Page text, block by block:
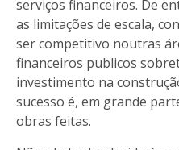
serviços financeiros. De
as limitações de escala,
ser competitivo noutras
financeiros publicos
investimento na
sucesso é, em grande
obras feitas.